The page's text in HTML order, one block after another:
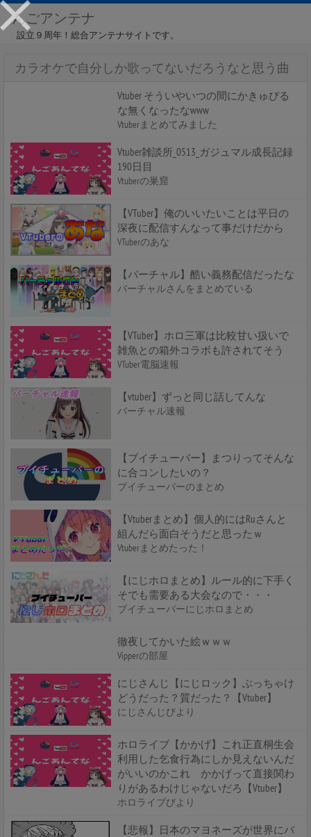
んごアンテナ
設立９周年！総合アンテナサイトです。
カラオケで自分しか歌ってないだろうなと思う曲
Vtuber そういやいつの間にかきゅぴる
な無くなったなwww
Vtuberまとめてみました
Vtuber雑談所_0513_ガジュマル成長記録
190日目
Vtuberの巣窟
【VTuber】俺のいいたいことは平日の
深夜に配信すんなって事だけだから
VTuberのあな
【バーチャル】酷い義務配信だったな
バーチャルさんをまとめている
【VTuber】ホロ三軍は比較甘い扱いで
雑魚との箱外コラボも許されてそう
VTuber電脳速報
【vtuber】ずっと同じ話してんな
バーチャル速報
【ブイチューバー】まつりってそんな
に合コンしたいの？
ブイチューバーのまとめ
【Vtuberまとめ】個人的にはRuさんと
組んだら面白そうだと思ったｗ
Vtuberまとめたった！
【にじホロまとめ】ルール的に下手く
そでも需要ある大会なので・・・
ブイチューバーにじホロまとめ
徹夜してかいた絵ｗｗｗ
Vipperの部屋
にじさんじ【にじロック】ぶっちゃけ
どうだった？質だった？【Vtuber】
にじさんじびより
ホロライブ【かかげ】これ正直桐生会
利用した乞食行為にしか見えないんだ
がいいのかこれ かかげって直接関わ
りがあるわけじゃないだろ【Vtuber】
ホロライブびより
【悲報】日本のマヨネーズが世界にバ